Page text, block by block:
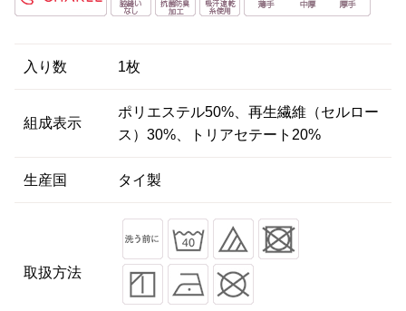
入り数 1枚
組成表示
ポリエステル50%、再生繊維（セルロー
ス）30%、トリアセテート20%
生産国 タイ製
取扱方法